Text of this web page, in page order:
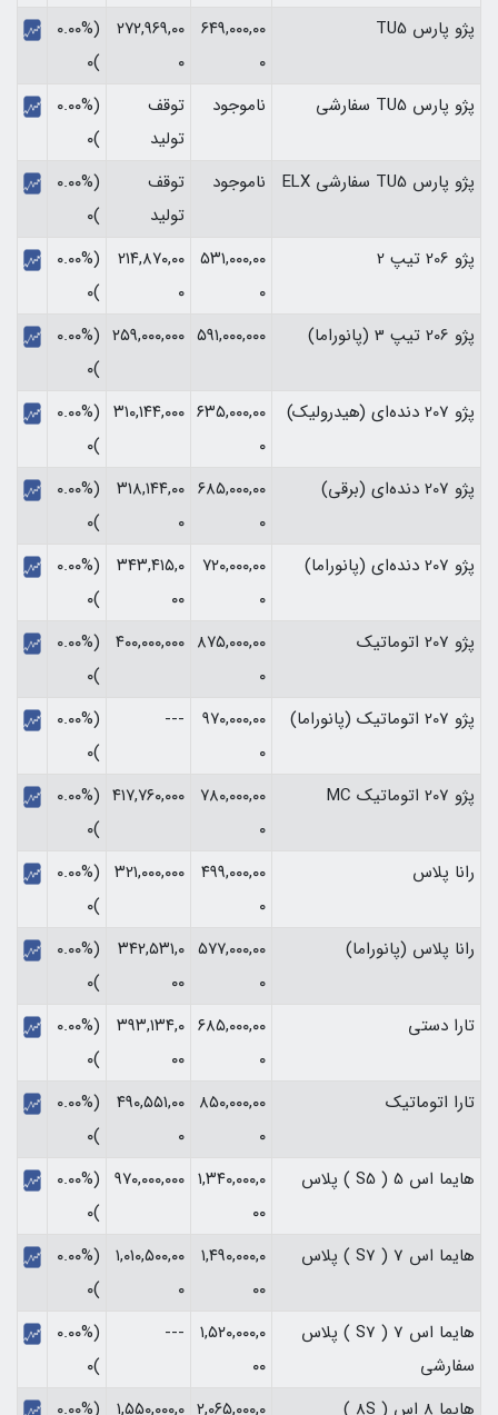
پژو پارس TU5
۶۴۹,۰۰۰,۰۰
۰
۲۷۲,۹۶۹,۰۰
۰
(۰.۰۰%
)۰
پژو پارس TU5 سفارشی
ناموجود
توقف
تولید
(۰.۰۰%
)۰
پژو پارس TU5 سفارشی ELX
ناموجود
توقف
تولید
(۰.۰۰%
)۰
پژو 206 تیپ 2
۵۳۱,۰۰۰,۰۰
۰
۲۱۴,۸۷۰,۰۰
۰
(۰.۰۰%
)۰
پژو 206 تیپ 3 (پانوراما)
۵۹۱,۰۰۰,۰۰۰ ۲۵۹,۰۰۰,۰۰۰
(۰.۰۰%
)۰
پژو 207 دنده‌ای (هیدرولیک)
۶۳۵,۰۰۰,۰۰
۰
۳۱۰,۱۴۴,۰۰۰
(۰.۰۰%
)۰
پژو 207 دنده‌ای (برقی)
۶۸۵,۰۰۰,۰۰
۰
۳۱۸,۱۴۴,۰۰
۰
(۰.۰۰%
)۰
پژو 207 دنده‌ای (پانوراما)
۷۲۰,۰۰۰,۰۰
۰
۳۴۳,۴۱۵,۰
۰۰
(۰.۰۰%
)۰
پژو 207 اتوماتیک
۸۷۵,۰۰۰,۰۰
۰
۴۰۰,۰۰۰,۰۰۰
(۰.۰۰%
)۰
پژو 207 اتوماتیک (پانوراما)
۹۷۰,۰۰۰,۰۰
۰
---
(۰.۰۰%
)۰
پژو 207 اتوماتیک MC
۷۸۰,۰۰۰,۰۰
۰
۴۱۷,۷۶۰,۰۰۰
(۰.۰۰%
)۰
رانا پلاس
۴۹۹,۰۰۰,۰۰
۰
۳۲۱,۰۰۰,۰۰۰
(۰.۰۰%
)۰
رانا پلاس (پانوراما)
۵۷۷,۰۰۰,۰۰
۰
۳۴۲,۵۳۱,۰
۰۰
(۰.۰۰%
)۰
تارا دستی
۶۸۵,۰۰۰,۰۰
۰
۳۹۳,۱۳۴,۰
۰۰
(۰.۰۰%
)۰
تارا اتوماتیک
۸۵۰,۰۰۰,۰۰
۰
۴۹۰,۵۵۱,۰۰
۰
(۰.۰۰%
)۰
هایما اس 5 ( S5 ) پلاس
۱,۳۴۰,۰۰۰,۰
۰۰
۹۷۰,۰۰۰,۰۰۰
(۰.۰۰%
)۰
هایما اس 7 ( S7 ) پلاس
۱,۴۹۰,۰۰۰,۰
۰۰
۱,۰۱۰,۵۰۰,۰۰
۰
(۰.۰۰%
)۰
هایما اس 7 ( S7 ) پلاس
سفارشی
۱,۵۲۰,۰۰۰,۰
۰۰
---
(۰.۰۰%
)۰
هایما 8 اس ( 8S )
۲,۰۶۵,۰۰۰,۰ ۱,۵۵۰,۰۰۰,۰ (۰.۰۰%